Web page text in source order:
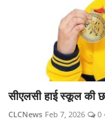
सीएलसी हाई स्कूल की
CLCNews Feb 7, 2026 0